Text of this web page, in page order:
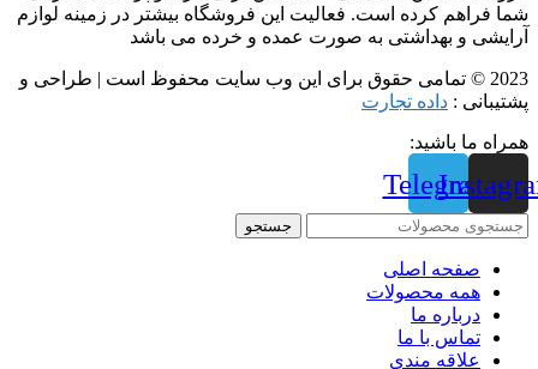
شما فراهم کرده است. فعالیت این فروشگاه بیشتر در زمینه لوازم
آرایشی و بهداشتی به صورت عمده و خرده می باشد
2023 © تمامی حقوق برای این وب سایت محفوظ است | طراحی و
پشتیبانی : داده تجارت
همراه ما باشید:
Telegram
جستجو
صفحه اصلی
همه محصولات
درباره ما
تماس با ما
علاقه مندی